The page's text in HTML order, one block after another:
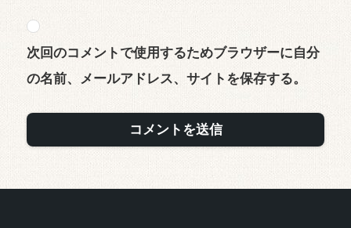
次回のコメントで使用するためブラウザーに自分
の名前、メールアドレス、サイトを保存する。